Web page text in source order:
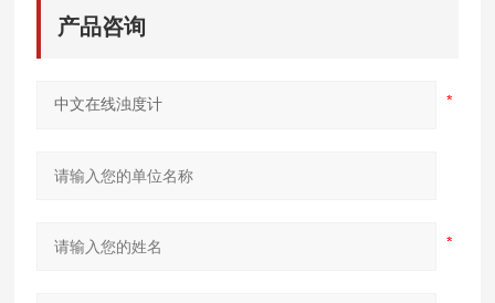
产品咨询